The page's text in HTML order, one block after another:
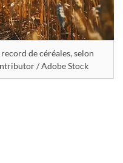
record de céréales, selon
/ Adobe Stock